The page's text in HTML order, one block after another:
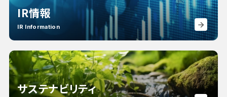
IR情報
IR Information
サステナビリティ